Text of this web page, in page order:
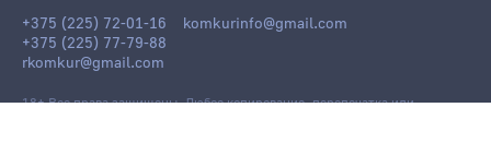
+375 (225) 72-01-16
+375 (225) 77-79-88
rkomkur@gmail.com
komkurinfo@gmail.com
18+ Все права защищены. Любое копирование, перепечатка или